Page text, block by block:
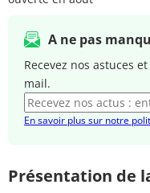
A ne pas
Recevez nos astuces
mail.
En savoir plus sur notre
Présentation de